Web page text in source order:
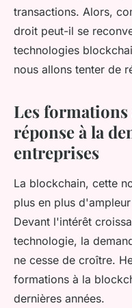
transactions. Alors,
droit peut-il se
technologies
nous allons tenter de
Les
réponse à la
entreprises
La blockchain, cette
plus en plus
Devant l'intérêt
technologie, la
ne cesse de croître.
formations à la
dernières années.